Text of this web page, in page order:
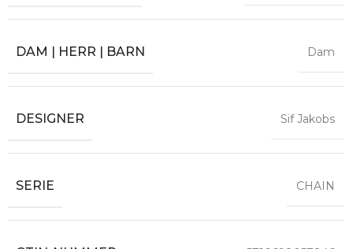
DAM | HERR | BARN Dam
DESIGNER Sif Jakobs
SERIE CHAIN